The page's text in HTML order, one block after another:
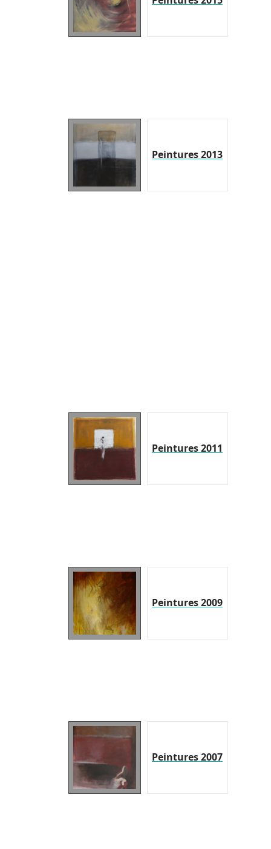
Peintures 2013
Peintures 2011
Peintures 2009
Peintures 2007